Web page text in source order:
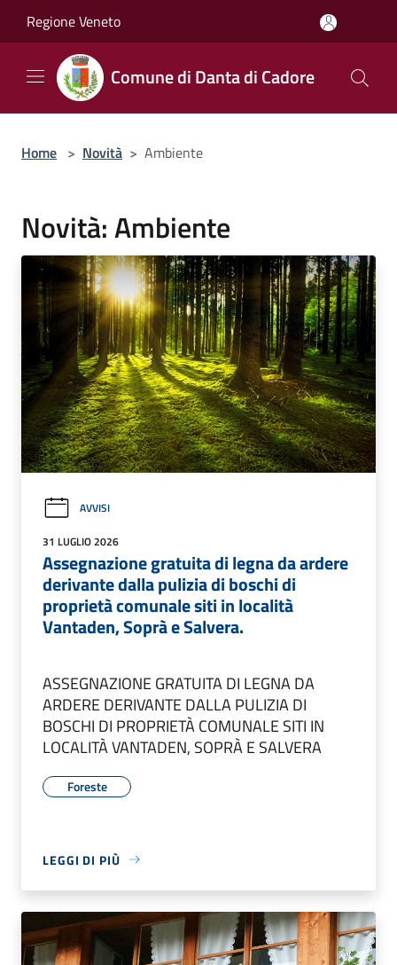
Regione Veneto
Comune di Danta di Cadore
Home > Novità > Ambiente
Novità: Ambiente
AVVISI
31 LUGLIO 2026
Assegnazione gratuita di legna da ardere
derivante dalla pulizia di boschi di
proprietà comunale siti in località
Vantaden, Soprà e Salvera.
ASSEGNAZIONE GRATUITA DI LEGNA DA
ARDERE DERIVANTE DALLA PULIZIA DI
BOSCHI DI PROPRIETÀ COMUNALE SITI IN
LOCALITÀ VANTADEN, SOPRÀ E SALVERA
Foreste
LEGGI DI PIÙ